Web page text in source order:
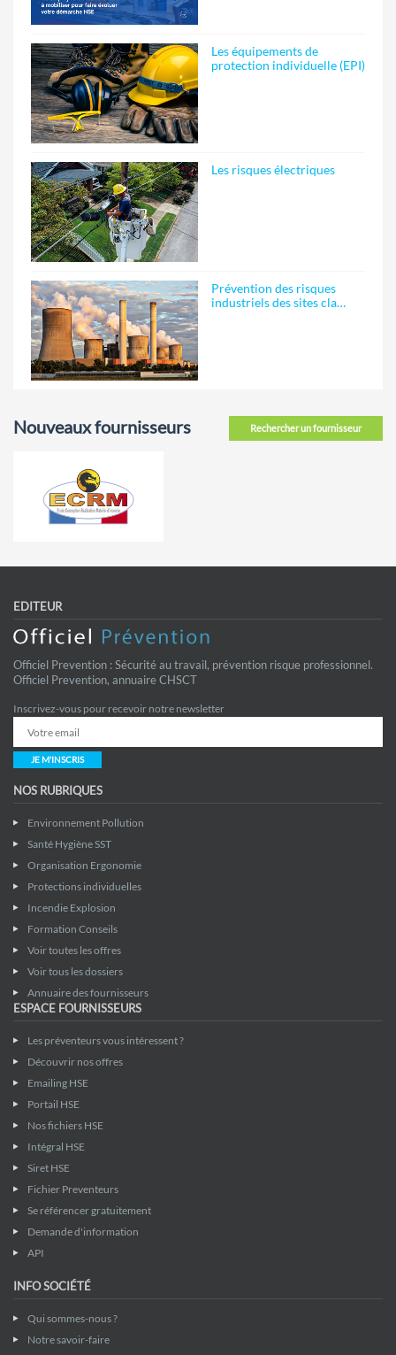
Les équipements de
protection individuelle (EPI)
Les risques électriques
Prévention des risques
industriels des sites cla…
Rechercher un fournisseur
Nouveaux fournisseurs
EDITEUR
Officiel Prevention : Sécurité au travail, prévention risque professionnel.
Officiel Prevention, annuaire CHSCT
Inscrivez-vous pour recevoir notre newsletter
JE M'INSCRIS
NOS RUBRIQUES
Environnement Pollution
Santé Hygiène SST
Organisation Ergonomie
Protections individuelles
Incendie Explosion
Formation Conseils
Voir toutes les offres
Voir tous les dossiers
Annuaire des fournisseurs
ESPACE FOURNISSEURS
Les préventeurs vous intéressent ?
Découvrir nos offres
Emailing HSE
Portail HSE
Nos fichiers HSE
Intégral HSE
Siret HSE
Fichier Preventeurs
Se référencer gratuitement
Demande d'information
API
INFO SOCIÉTÉ
Qui sommes-nous ?
Notre savoir-faire